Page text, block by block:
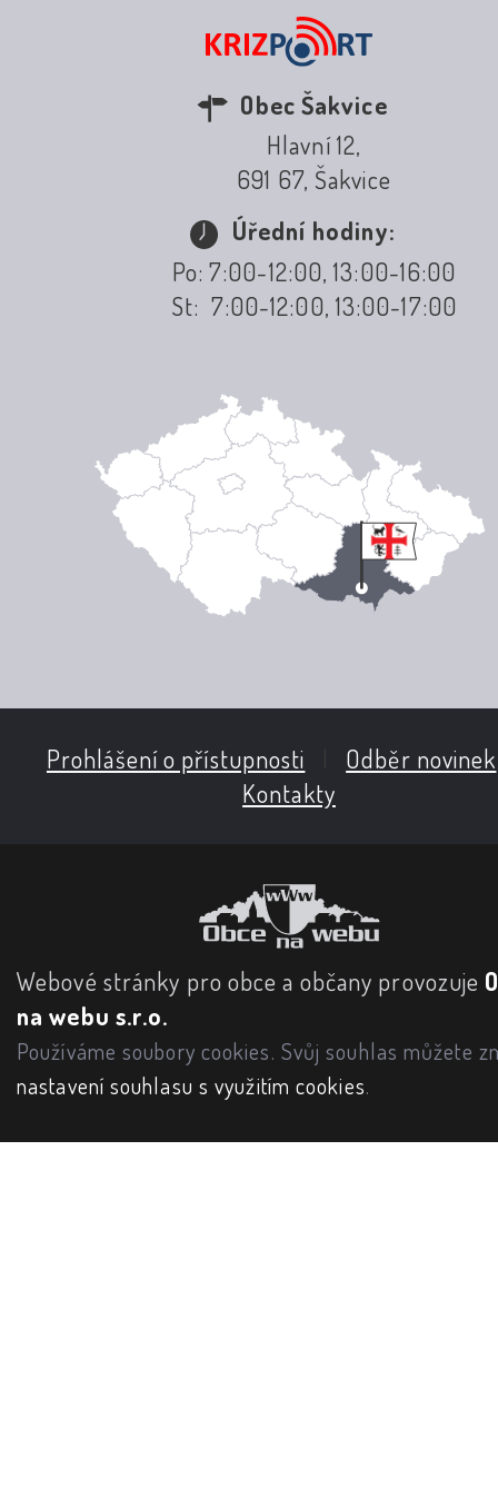
Obec Šakvice
Hlavní 12,
691 67, Šakvice
Úřední hodiny:
Po: 7:00-12:00, 13:00-16:00
St: 7:00-12:00, 13:00-17:00
Prohlášení o přístupnosti Odběr novinek
Kontakty
Webové stránky pro obce a občany provozuje
na webu s.r.o.
Používáme soubory cookies. Svůj souhlas můžete
nastavení souhlasu s využitím cookies.